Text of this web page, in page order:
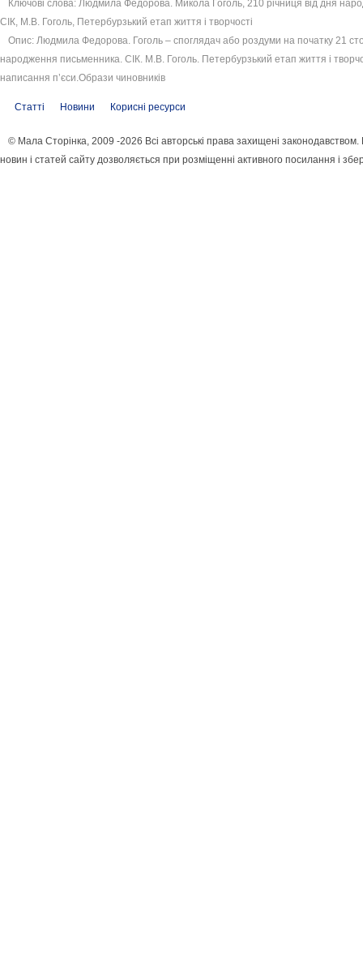
Ключові слова: Людмила Федорова. Микола Гоголь, 210 річниця від дня
СІК, М.В. Гоголь, Петербурзький етап життя і творчості
Опис: Людмила Федорова. Гоголь – споглядач або роздуми на початку 21
народження письменника. СІК. М.В. Гоголь. Петербурзький етап життя і
написання п’єси.Образи чиновників
Статті Новини Корисні ресурси
© Мала Сторінка, 2009 -2026 Всі авторські права захищені
новин і статей сайту дозволяється при розміщенні активного посилання і